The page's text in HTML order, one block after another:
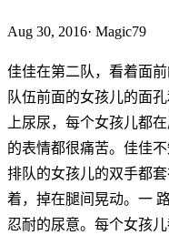
Aug 30, 2016· Magic79
佳佳在第二队，看着面
队伍前面的女孩儿的面
上尿尿，每个女孩儿都
的表情都很痛苦。佳佳
排队的女孩儿的双手都
着，掉在腿间晃动。一
忍耐的尿意。每个女孩